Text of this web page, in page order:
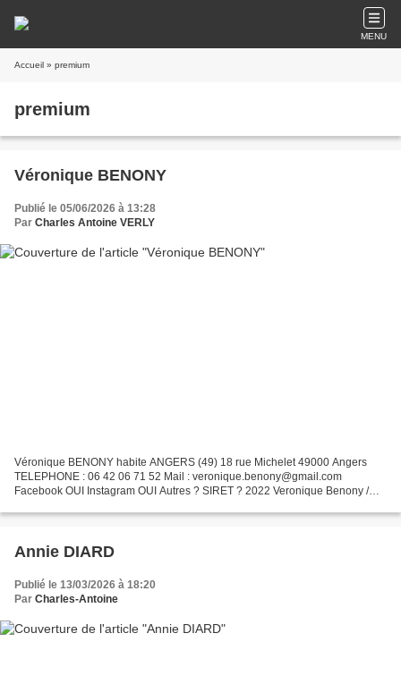
MENU
Accueil » premium
premium
Véronique BENONY
Publié le 05/06/2026 à 13:28
Par Charles Antoine VERLY
Véronique BENONY habite ANGERS (49) 18 rue Michelet 49000 Angers
TELEPHONE : 06 42 06 71 52 Mail : veronique.benony@gmail.com
Facebook OUI Instagram OUI Autres ? SIRET ? 2022 Veronique Benony /
Annie DIARD
Publié le 13/03/2026 à 18:20
Par Charles-Antoine